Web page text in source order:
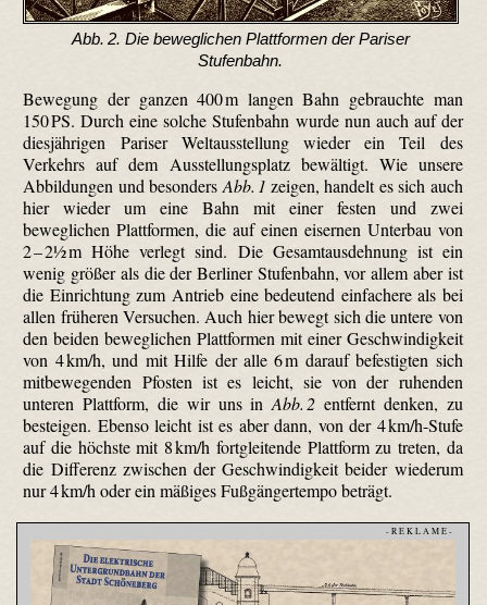
Abb. 2. Die beweglichen Plattformen der Pariser
Stufenbahn.
Bewegung der ganzen 400 m langen Bahn gebrauchte man
150 PS. Durch eine solche Stufenbahn wurde nun auch auf der
diesjährigen Pariser Weltausstellung wieder ein Teil des
Verkehrs auf dem Ausstellungsplatz bewältigt. Wie unsere
Abbildungen und besonders Abb. 1 zeigen, handelt es sich auch
hier wieder um eine Bahn mit einer festen und zwei
beweglichen Plattformen, die auf einen eisernen Unterbau von
2 – 2½ m Höhe verlegt sind. Die Gesamtausdehnung ist ein
wenig größer als die der Berliner Stufenbahn, vor allem aber ist
die Einrichtung zum Antrieb eine bedeutend einfachere als bei
allen früheren Versuchen. Auch hier bewegt sich die untere von
den beiden beweglichen Plattformen mit einer Geschwindigkeit
von 4 km/h, und mit Hilfe der alle 6 m darauf befestigten sich
mit­bewegenden Pfosten ist es leicht, sie von der ruhenden
unteren Plattform, die wir uns inAbb. 2 entfernt denken, zu
besteigen. Ebenso leicht ist es aber dann, von der 4 km/h-Stufe
auf die höchste mit 8 km/h fortgleitende Plattform zu treten, da
die Differenz zwischen der Geschwindigkeit beider wiederum
nur 4 km/h oder ein mäßiges Fuß­gänger­tempo beträgt.
- R E K L A M E -